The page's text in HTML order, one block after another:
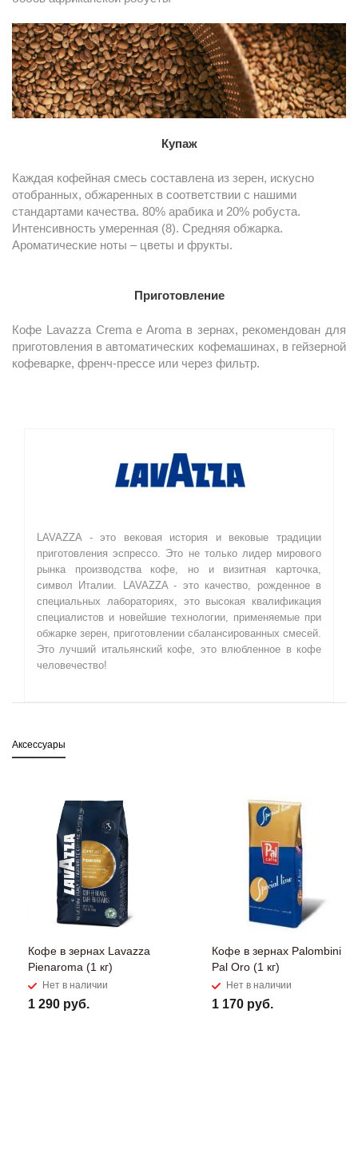
Купаж
Каждая кофейная смесь составлена из зерен, искусно
отобранных, обжаренных в соответствии с нашими
стандартами качества. 80% арабика и 20% робуста.
Интенсивность умеренная (8). Средняя обжарка.
Ароматические ноты – цветы и фрукты.
Приготовление
Кофе Lavazza Crema e Aroma в зернах, рекомендован для
приготовления в автоматических кофемашинах, в гейзерной
кофеварке, френч-прессе или через фильтр.
LAVAZZA - это вековая история и вековые традиции
приготовления эспрессо. Это не только лидер мирового
рынка производства кофе, но и визитная карточка,
символ Италии. LAVAZZA - это качество, рожденное в
специальных лабораториях, это высокая квалификация
специалистов и новейшие технологии, применяемые при
обжарке зерен, приготовлении сбалансированных смесей.
Это лучший итальянский кофе, это влюбленное в кофе
человечество!
Аксессуары
Кофе в зернах Lavazza
Pienaroma (1 кг)
Нет в наличии
1 290 руб.
Кофе в зернах Palombini
Pal Oro (1 кг)
Нет в наличии
1 170 руб.